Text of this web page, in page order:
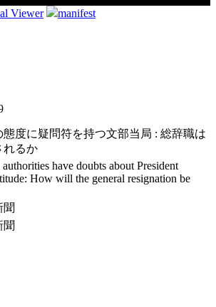
Viewer manifest
態度に疑問符を持つ文部当局 : 総辞職は
れるか
have doubts about President
How will the general resignation be
聞
聞